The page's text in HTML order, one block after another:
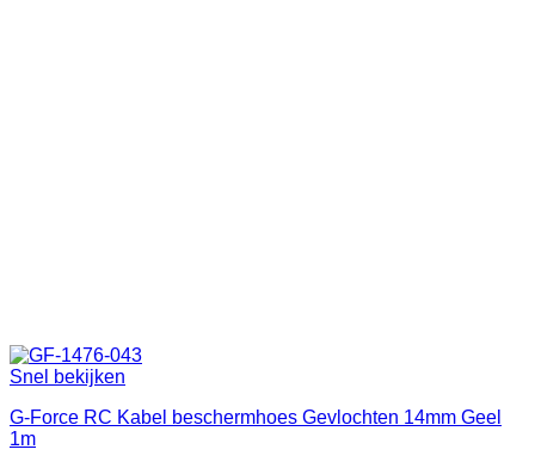
Snel bekijken
G-Force RC Kabel beschermhoes Gevlochten 14mm Geel
1m